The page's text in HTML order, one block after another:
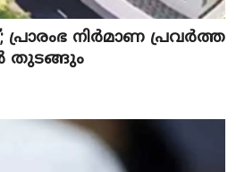
നി​ർ​മാ​ണ പ്ര​വ​ർ​ത്ത​
തു​ട​ങ്ങും